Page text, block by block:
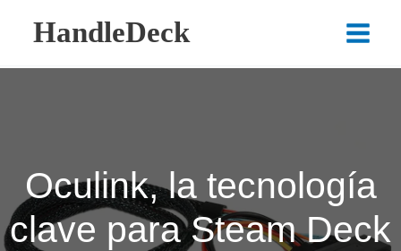
contenido
HandleDeck
Main
Oculink, la tecnología
clave para Steam Deck